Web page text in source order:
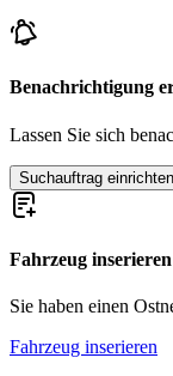
Benachrichtigung
Lassen Sie sich
Suchauftrag einrichten
Fahrzeug inserieren
Sie haben einen
Fahrzeug inserieren